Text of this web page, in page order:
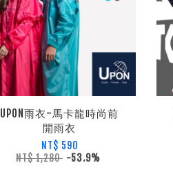
UPON雨衣-馬卡龍時尚前
開雨衣
NT$ 590
NT$ 1,280 -53.9%